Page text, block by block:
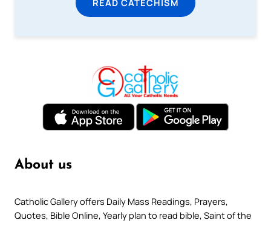
READ CATECHISM
About us
Catholic Gallery offers Daily Mass Readings, Prayers,
Quotes, Bible Online, Yearly plan to read bible, Saint of the